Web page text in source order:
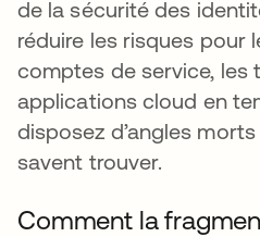
de la sécurité des
réduire les risques pour
comptes de service, les
applications cloud en
disposez d’angles
savent trouver.
Comment la